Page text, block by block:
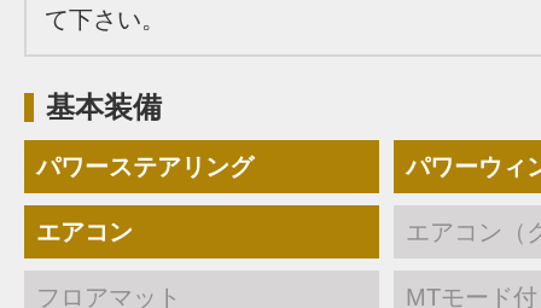
て下さい。
基本装備
パワーステアリング パワーウィ
エアコン エアコン（
フロアマット MTモード